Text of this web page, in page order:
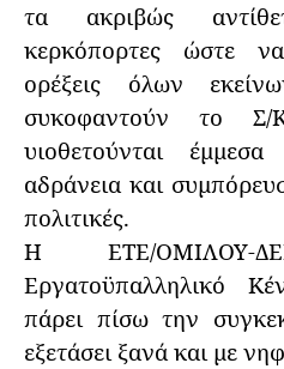
τα ακριβώς
κερκόπορτες ώστε
ορέξεις όλων
συκοφαντούν το Σ/
υιοθετούνται
αδράνεια και
πολιτικές.
Η ΕΤΕ/
Εργατοϋπαλληλικό
πάρει πίσω την
εξετάσει ξανά και με